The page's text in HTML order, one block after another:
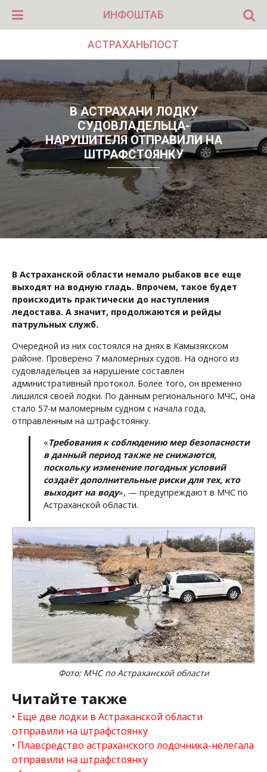
ИНФОШТАБ
АСТРАХАНЬПОСТ
В АСТРАХАНИ ЛОДКУ
СУДОВЛАДЕЛЬЦА-
НАРУШИТЕЛЯ ОТПРАВИЛИ НА
ШТРАФСТОЯНКУ
В Астраханской области немало рыбаков все еще
выходят на водную гладь. Впрочем, такое будет
происходить практически до наступления
ледостава. А значит, продолжаются и рейды
патрульных служб.
Очередной из них состоялся на днях в Камызякском
районе. Проверено 7 маломерных судов. На одного из
судовладельцев за нарушение составлен
административный протокол. Более того, он временно
лишился своей лодки. По данным регионального МЧС, она
стало 57-м маломерным судном с начала года,
отправленным на штрафстоянку.
«Требования к соблюдению мер безопасности
в данный период также не снижаются,
поскольку изменение погодных условий
создаёт дополнительные риски для тех, кто
выходит на воду», — предупреждают в МЧС по
Астраханской области.
Фото: МЧС по Астраханской области
Читайте также
Еще две лодки в Астраханской области
отправили на штрафстоянку
Плавсредство астраханского лодочника-нелегала
отправили на штрафстоянку